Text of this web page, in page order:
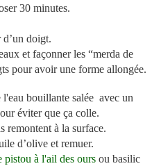
30 minutes.
d’un doigt.
et façonner les “merda de
pour avoir une forme allongée.
l'eau bouillante salée avec un
éviter que ça colle.
remontent à la surface.
d’olive et remuer.
pistou à l'ail des ours ou basilic